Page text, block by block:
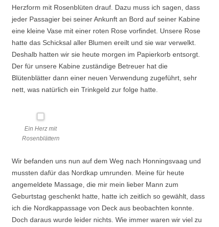
Herzform mit Rosenblüten drauf. Dazu muss ich sagen, dass
jeder Passagier bei seiner Ankunft an Bord auf seiner Kabine
eine kleine Vase mit einer roten Rose vorfindet. Unsere Rose
hatte das Schicksal aller Blumen ereilt und sie war verwelkt.
Deshalb hatten wir sie heute morgen im Papierkorb entsorgt.
Der für unsere Kabine zuständige Betreuer hat die
Blütenblätter dann einer neuen Verwendung zugeführt, sehr
nett, was natürlich ein Trinkgeld zur folge hatte.
Ein Herz mit
Rosenblättern
Wir befanden uns nun auf dem Weg nach Honningsvaag und
mussten dafür das Nordkap umrunden. Meine für heute
angemeldete Massage, die mir mein lieber Mann zum
Geburtstag geschenkt hatte, hatte ich zeitlich so gewählt, dass
ich die Nordkappassage von Deck aus beobachten konnte.
Doch daraus wurde leider nichts. Wie immer waren wir viel zu